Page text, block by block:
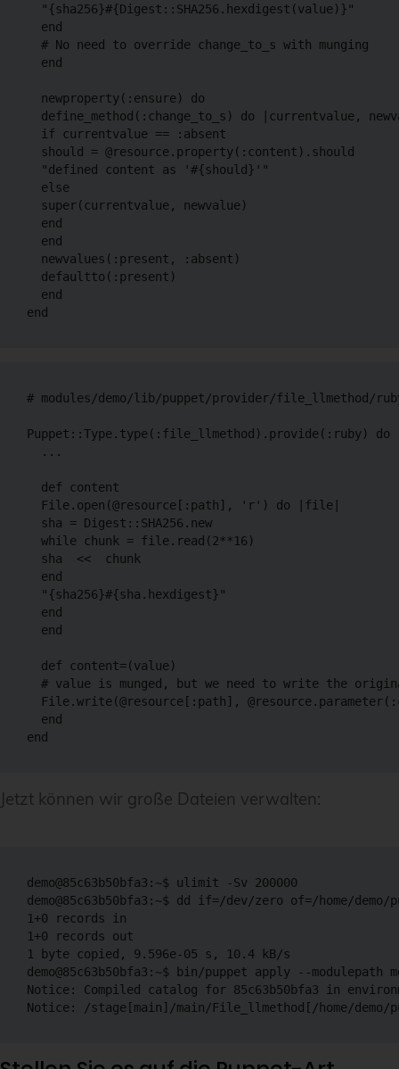
  "{sha256}#{Digest::SHA256.hexdigest(value)}"
  end
  # No need to override change_to_s with munging
  end
  newproperty(:ensure) do
define_method(:change_to_s) do |currentvalue,
  if currentvalue == :absent
  should = @resource.property(:content).should
  "defined content as '#{should}'"
  else
  super(currentvalue, newvalue)
  end
  end
  newvalues(:present, :absent)
  defaultto(:present)
  end
# modules/demo/lib/puppet/provider/file_llmethod/
Puppet::Type.type(:file_llmethod).provide(:ruby) do
  ...
  def content
  File.open(@resource[:path], 'r') do |file|
  sha = Digest::SHA256.new
  while chunk = file.read(2**16)
  sha  <<  chunk
  end
  "{sha256}#{sha.hexdigest}"
  end
  end
  def content=(value)
# value is munged, but we need to write the
File.write(@resource[:path],
  end
Jetzt können wir große Dateien verwalten:
demo@85c63b50bfa3:~$ ulimit -Sv 200000
demo@85c63b50bfa3:~$ dd if=/dev/zero of=/home/
1+0 records in
1+0 records out
1 byte copied, 9.596e-05 s, 10.4 kB/s
demo@85c63b50bfa3:~$ bin/puppet apply --
Notice: Compiled catalog for 85c63b50bfa3 in